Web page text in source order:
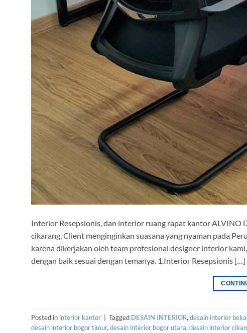
Interior Resepsionis, dan interior ruang rapat kantor ALVINO
cikarang, Client menginginkan suasana yang nyaman pada
karena dikerjakan oleh team profesional designer interior
dengan baik sesuai dengan temanya. 1.Interior Resepsionis […]
Posted in interior kantor Tagged DESAIN INTERIOR, desain interior
desain interior bogor timur, desain interior bogor utara, desain interior